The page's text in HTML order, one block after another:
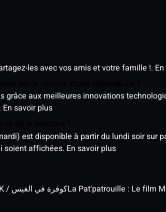
les avec vos amis et votre famille !.
aux meilleures innovations
En savoir plus
est disponible à partir du lundi soir
soient affichées. En savoir plus
DREAM CHOK / كوفرة في الغيسLa Pat'patrouille : Le film